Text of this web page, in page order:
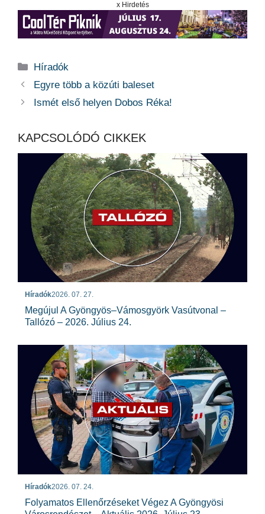
x Hirdetés
Kategória
Híradók
Egyre több a közúti baleset
Ismét első helyen Dobos Réka!
KAPCSOLÓDÓ CIKKEK
Híradók2026. 07. 27.
Megújul A Gyöngyös–Vámosgyörk Vasútvonal –
Tallózó – 2026. Július 24.
Híradók2026. 07. 24.
Folyamatos Ellenőrzéseket Végez A Gyöngyösi